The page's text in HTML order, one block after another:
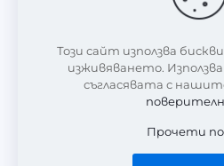
Този сайт използва
изживяването.
съгласявата с
Прочети